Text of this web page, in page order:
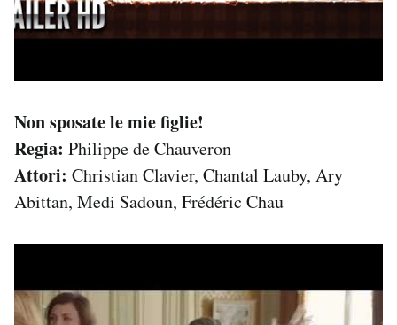
Non sposate le mie figlie!
Regia: Philippe de Chauveron
Attori: Christian Clavier, Chantal Lauby, Ary
Abittan, Medi Sadoun, Frédéric Chau